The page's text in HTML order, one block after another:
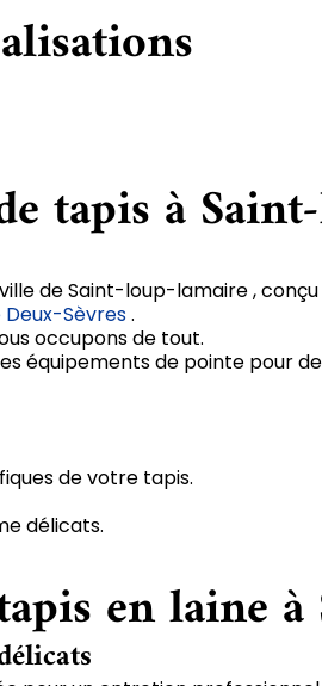
tapis à
de Saint-loup-lamaire ,
Sèvres.
occupons de tout.
équipements de pointe pour
de votre tapis.
délicats.
en laine